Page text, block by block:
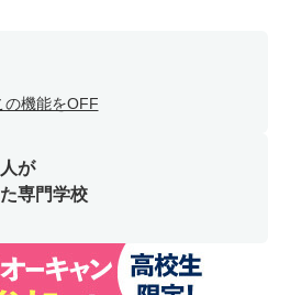
の機能をOFF
が
専門学校